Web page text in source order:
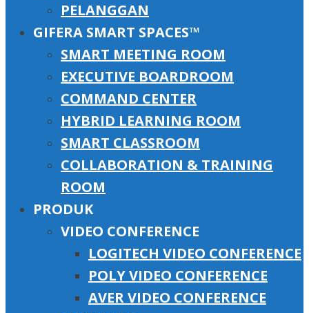
PELANGGAN
GIFERA SMART SPACES™
SMART MEETING ROOM
EXECUTIVE BOARDROOM
COMMAND CENTER
HYBRID LEARNING ROOM
SMART CLASSROOM
COLLABORATION & TRAINING
ROOM
PRODUK
VIDEO CONFERENCE
LOGITECH VIDEO CONFERENCE
POLY VIDEO CONFERENCE
AVER VIDEO CONFERENCE